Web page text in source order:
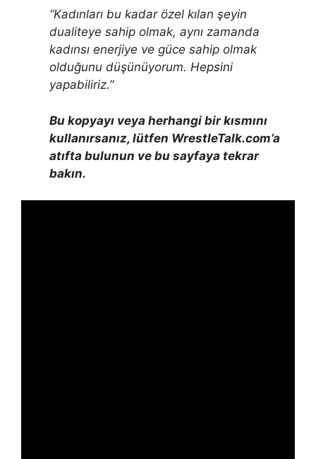
“Kadınları bu kadar özel kılan şeyin
dualiteye sahip olmak, aynı zamanda
kadınsı enerjiye ve güce sahip olmak
olduğunu düşünüyorum. Hepsini
yapabiliriz.”
Bu kopyayı veya herhangi bir kısmını
kullanırsanız, lütfen WrestleTalk.com’a
atıfta bulunun ve bu sayfaya tekrar
bakın.